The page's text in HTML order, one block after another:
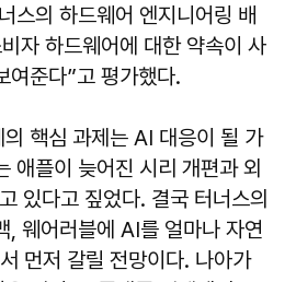
스의 하드웨어 엔지니어링 배
자 하드웨어에 대한 약속이 사
여준다”고 평가했다.
핵심 과제는 AI 대응이 될 가
애플이 늦어진 시리 개편과 외
있다고 짚었다. 결국 터너스의
, 웨어러블에 AI를 얼마나 자연
먼저 갈릴 전망이다. 나아가